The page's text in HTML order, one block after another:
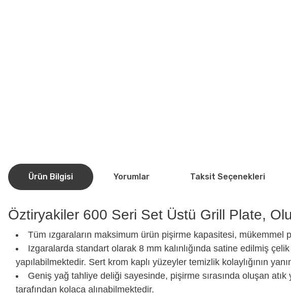
Ürün Bilgisi Yorumlar Taksit Seçenekleri
Öztiryakiler 600 Seri Set Üstü Grill Plate,
Tüm ızgaraların maksimum ürün pişirme kapasitesi, mükemmel
Izgaralarda standart olarak 8 mm kalınlığında satine edilmiş
yapılabilmektedir. Sert krom kaplı yüzeyler temizlik kolaylığının
Geniş yağ tahliye deliği sayesinde, pişirme sırasında oluşan
tarafından kolaca alınabilmektedir.